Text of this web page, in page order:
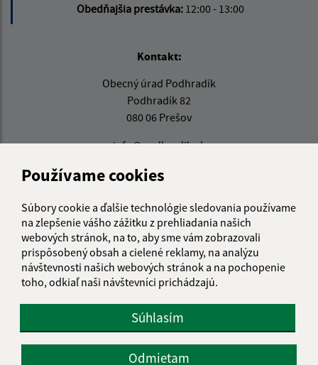
Používame cookies
Súbory cookie a ďalšie technológie sledovania používame
na zlepšenie vášho zážitku z prehliadania našich
webových stránok, na to, aby sme vám zobrazovali
prispôsobený obsah a cielené reklamy, na analýzu
návštevnosti našich webových stránok a na pochopenie
toho, odkiaľ naši návštevníci prichádzajú.
Súhlasím
Odmietam
Obedňajšia prestávka: 12:00 - 13:00
Kontakt:
Obecný úrad Podhradík
Podhradík 82
080 06 Prešov
info@podhradik.sk